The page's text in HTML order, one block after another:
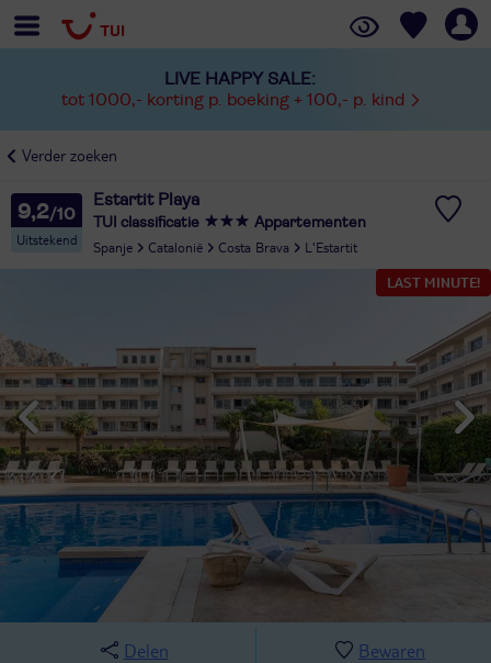
LIVE HAPPY SALE:
tot 1000,- korting p. boeking + 100,- p. kind
Verder zoeken
9,2
Uitstekend
Estartit Playa
TUI classificatie Appartementen
Spanje Catalonië Costa Brava
L'Estartit
LAST MINUTE!
Delen Bewaren